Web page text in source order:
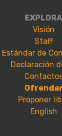
EXPLORA
Visión
Staff
Estándar de
Declaración
Ofrendar
Proponer
English